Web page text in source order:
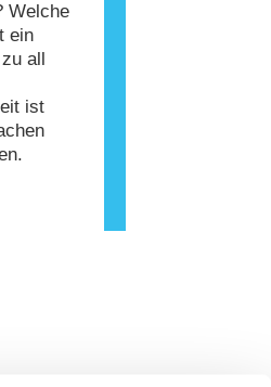
Welche
ein
all
ist